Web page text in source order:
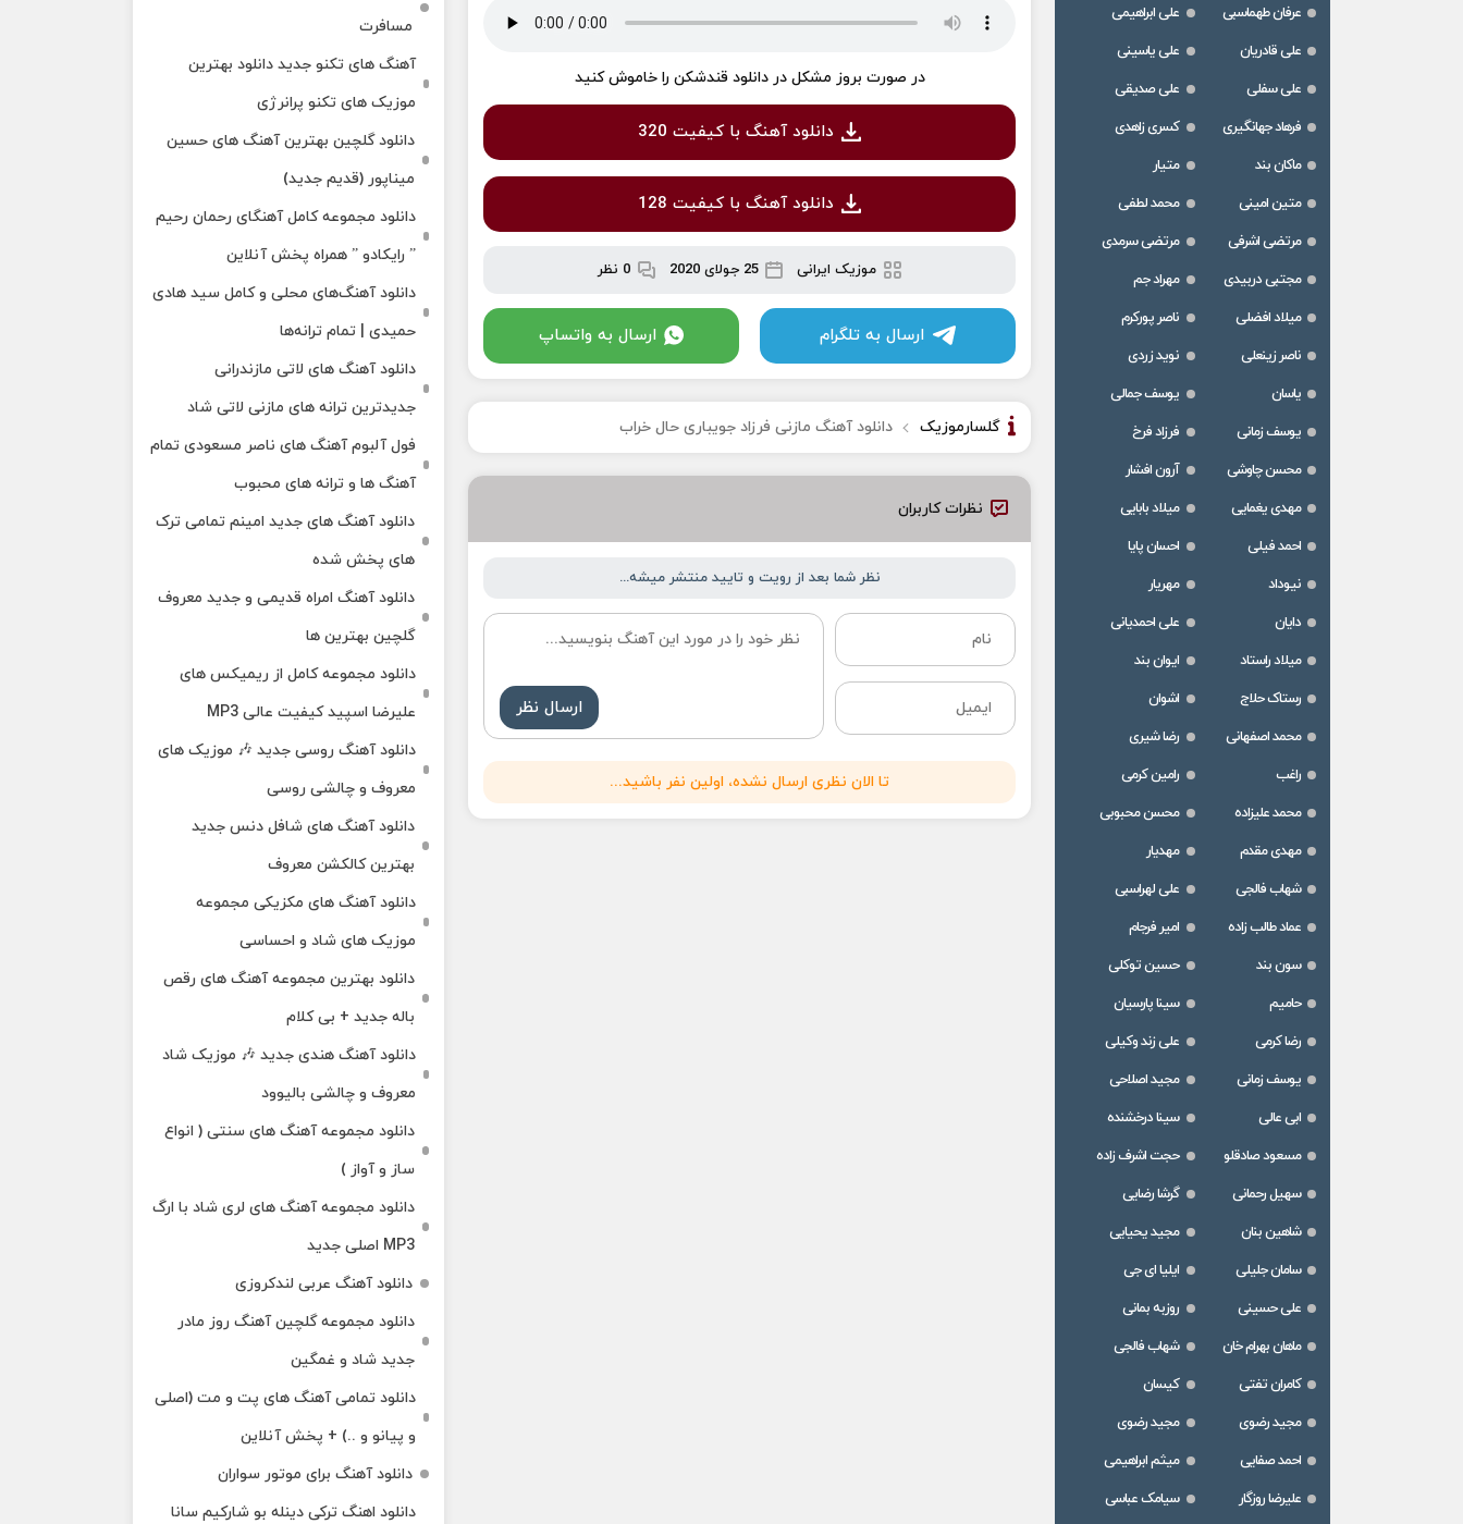
در صورت بروز مشکل در دانلود قندشکن را خاموش کنید
دانلود آهنگ با کیفیت 320
دانلود آهنگ با کیفیت 128
موزیک ایرانی 25 جولای 2020 0 نظر
ارسال به تلگرام ارسال به واتساپ
گلسارموزیک دانلود آهنگ مازنی فرزاد جویباری حال خراب
نظرات کاربران
نظر شما بعد از رویت و تایید منتشر میشه...
ارسال نظر
تا الان نظری ارسال نشده، اولین نفر باشید...
عرفان طهماسبی
علی ابراهیمی
علی قادریان
علی یاسینی
علی سفلی
علی صدیقی
فرهاد جهانگیری
کسری زاهدی
ماکان بند
متیار
متین امینی
محمد لطفی
مرتضی اشرفی
مرتضی سرمدی
مجتبی دربیدی
مهراد جم
میلاد افضلی
ناصر پورکرم
ناصر زینعلی
نوید زردی
یاسان
یوسف جمالی
یوسف زمانی
فرزاد فرخ
محسن چاوشی
آرون افشار
مهدی یغمایی
میلاد بابایی
احمد فیلی
احسان پایا
نیوداد
مهریار
دایان
علی احمدیانی
میلاد راستاد
ایوان بند
رستاک حلاج
اشوان
محمد اصفهانی
رضا شیری
راغب
رامین کرمی
محمد علیزاده
محسن محبوبی
مهدی مقدم
مهدیار
شهاب فالجی
علی لهراسبی
عماد طالب زاده
امیر فرجام
سون بند
حسین توکلی
حامیم
سینا پارسیان
رضا کرمی
علی زند وکیلی
یوسف زمانی
مجید اصلاحی
ابی عالی
سینا درخشنده
مسعود صادقلو
حجت اشرف زاده
سهیل رحمانی
گرشا رضایی
شاهین بنان
مجید یحیایی
سامان جلیلی
ایلیا ای جی
علی حسینی
روزبه بمانی
ماهان بهرام خان
شهاب فالجی
کامران تفتی
کیسان
مجید رضوی
مجید رضوی
احمد صفایی
میثم ابراهیمی
علیرضا روزگار
سیامک عباسی
مسافرت
آهنگ های تکنو جدید دانلود بهترین
موزیک های تکنو پرانرژی
دانلود گلچین بهترین آهنگ های حسین
میناپور (قدیم جدید)
دانلود مجموعه کامل آهنگای رحمان رحیم
” رایکادو ” همراه پخش آنلاین
دانلود آهنگ‌های محلی و کامل سید هادی
حمیدی | تمام ترانه‌ها
دانلود آهنگ‌ های لاتی مازندرانی
جدیدترین ترانه های مازنی لاتی شاد
فول آلبوم آهنگ‌ های ناصر مسعودی تمام
آهنگ‌ ها و ترانه‌ های محبوب
دانلود آهنگ های جدید امینم تمامی ترک
های پخش شده
دانلود آهنگ امراه قدیمی و جدید معروف
گلچین بهترین ها
دانلود مجموعه کامل از ریمیکس های
علیرضا اسپید کیفیت عالی MP3
دانلود آهنگ روسی جدید 🎶 موزیک‌ های
معروف و چالشی روسی
دانلود آهنگ های شافل دنس جدید
بهترین کالکشن معروف
دانلود آهنگ‌ های مکزیکی مجموعه
موزیک‌ های شاد و احساسی
دانلود بهترین مجموعه آهنگ های رقص
باله جدید + بی کلام
دانلود آهنگ هندی جدید 🎶 موزیک شاد
معروف و چالشی بالیوود
دانلود مجموعه آهنگ های سنتی ( انواع
ساز و آواز )
دانلود مجموعه آهنگ های لری شاد با ارگ
MP3 اصلی جدید
دانلود آهنگ عربی لندکروزی
دانلود مجموعه گلچین آهنگ روز مادر
جدید شاد و غمگین
دانلود تمامی آهنگ های پت و مت (اصلی
و پیانو و ..) + پخش آنلاین
دانلود آهنگ برای موتور سواران
دانلود اهنگ ترکی دینله بو شارکیم سانا